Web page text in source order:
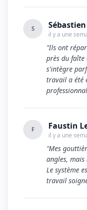
S
il y a une
"Ils ont
près du
s'intègre
travail a été
F Faustin
il y a une
"Mes
angles,
Le système
travail